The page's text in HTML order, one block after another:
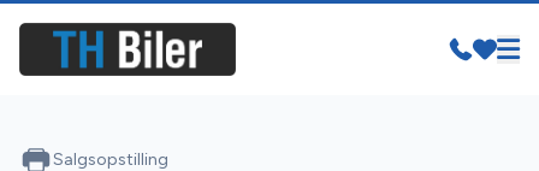
Salgsopstilling